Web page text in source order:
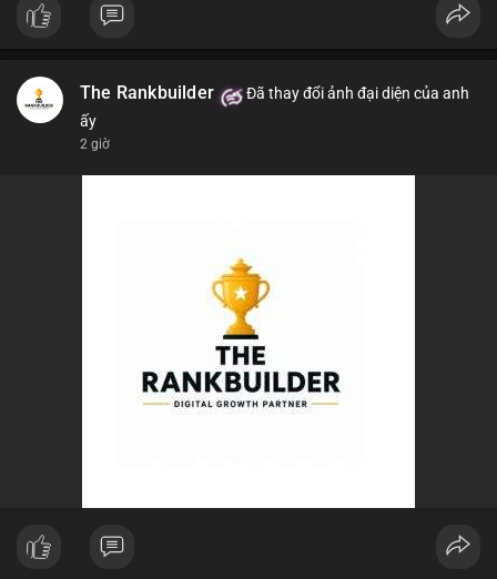
The Rankbuilder
Đã thay đổi ảnh đại diện của anh
ấy
2 giờ